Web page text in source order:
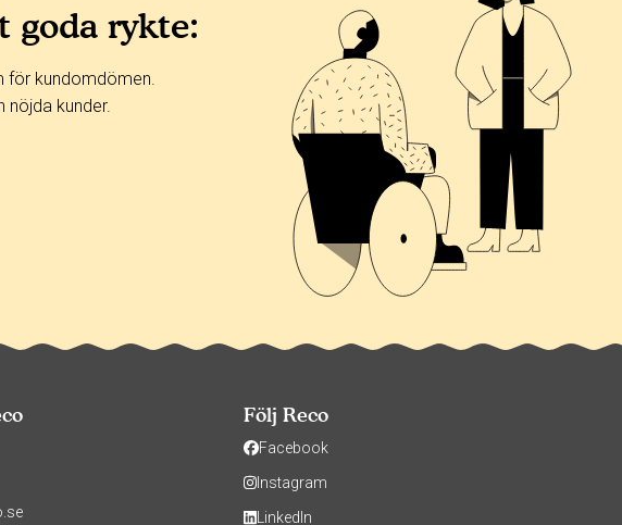
goda rykte:
för kundomdömen.
kunder.
Följ Reco
Facebook
Instagram
LinkedIn